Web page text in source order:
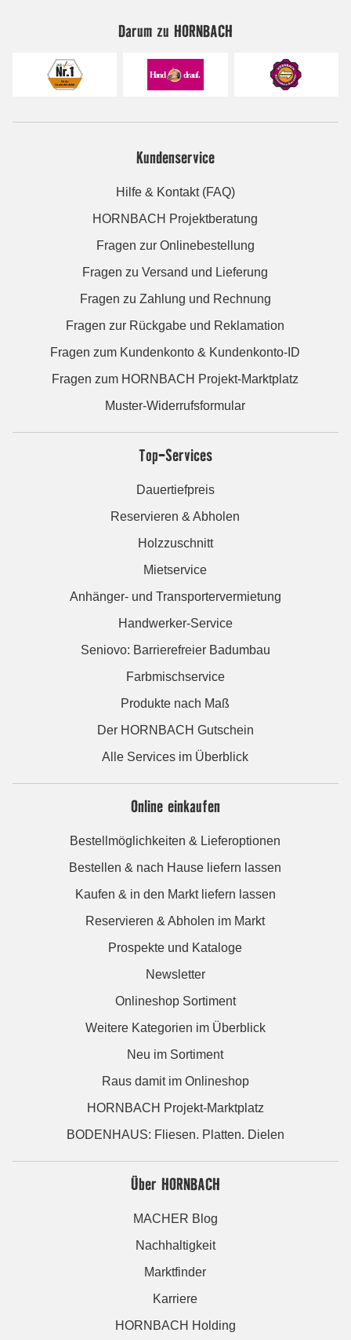
Darum zu HORNBACH
Kundenservice
Hilfe & Kontakt (FAQ)
HORNBACH Projektberatung
Fragen zur Onlinebestellung
Fragen zu Versand und Lieferung
Fragen zu Zahlung und Rechnung
Fragen zur Rückgabe und Reklamation
Fragen zum Kundenkonto & Kundenkonto-ID
Fragen zum HORNBACH Projekt-Marktplatz
Muster-Widerrufsformular
Top-Services
Dauertiefpreis
Reservieren & Abholen
Holzzuschnitt
Mietservice
Anhänger- und Transportervermietung
Handwerker-Service
Seniovo: Barrierefreier Badumbau
Farbmischservice
Produkte nach Maß
Der HORNBACH Gutschein
Alle Services im Überblick
Online einkaufen
Bestellmöglichkeiten & Lieferoptionen
Bestellen & nach Hause liefern lassen
Kaufen & in den Markt liefern lassen
Reservieren & Abholen im Markt
Prospekte und Kataloge
Newsletter
Onlineshop Sortiment
Weitere Kategorien im Überblick
Neu im Sortiment
Raus damit im Onlineshop
HORNBACH Projekt-Marktplatz
BODENHAUS: Fliesen. Platten. Dielen
Über HORNBACH
MACHER Blog
Nachhaltigkeit
Marktfinder
Karriere
HORNBACH Holding